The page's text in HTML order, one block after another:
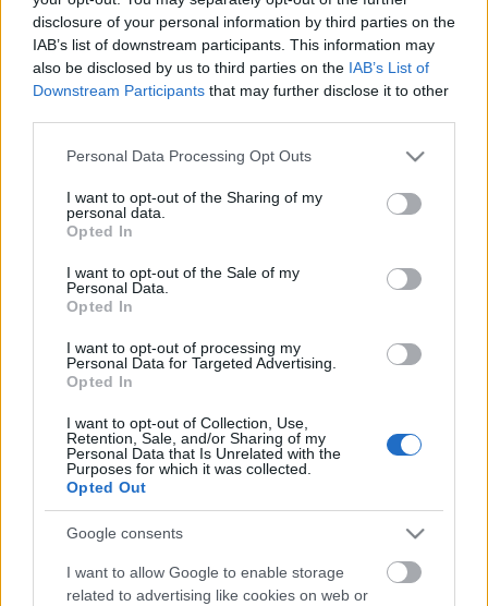
disclosure of your personal information by third parties on the
IAB’s list of downstream participants. This information may
also be disclosed by us to third parties on the IAB’s List of
Downstream Participants that may further disclose it to other
Please note that this website/app uses one or more Google
not limited to your visit or usage behaviour. You may click to
grant or deny consent to Google and its third-party tags to
use your data for below specified purposes in below Google
consent section.
Personal Data Processing Opt Outs
I want to opt-out of the Sharing of my
personal data.
Opted In
I want to opt-out of the Sale of my
Personal Data.
Opted In
I want to opt-out of processing my
Personal Data for Targeted Advertising.
Opted In
I want to opt-out of Collection, Use,
Retention, Sale, and/or Sharing of my
Personal Data that Is Unrelated with the
Purposes for which it was collected.
Opted Out
Google consents
I want to allow Google to enable storage
related to advertising like cookies on web or
Az utóbbi időben egyre nagyobb szokássá vált,
hogy a sportfilmek témájául megtörtént
eseményeket tegyenek (Invictus, Moneyball). Ebbe a
sorba illeszkedik az azóta Oscar-díjassá vált Tom
Hooper filmje, amely a futballedző Brian Clough
Szerb film / Srpski film (2010)
2012. május 31.
legmerészebb filmként emlegetni, emellett
néhányan Istenítik, csak mert "jajj, a brutalitás csak
legyen az zene, képzőművészet, vagy film, vannak
határai.. Srdan Spasojevic pedig…
Dogtooth / Kynodontas (2009)
2012. május 30.
Ismét egy mérföldkőhöz érkeztünk, a blog